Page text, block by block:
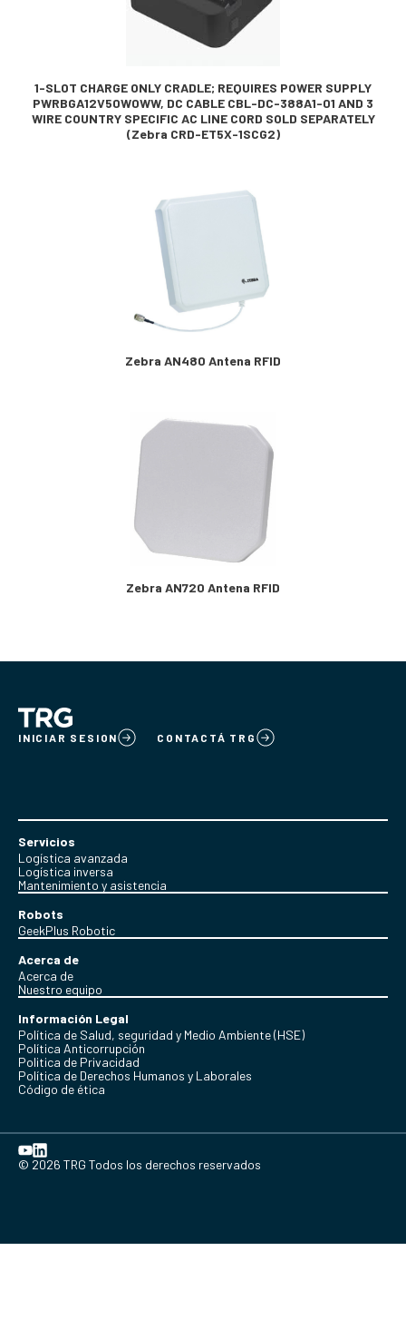
1-SLOT CHARGE ONLY CRADLE; REQUIRES POWER SUPPLY
PWRBGA12V50W0WW, DC CABLE CBL-DC-388A1-01 AND 3
WIRE COUNTRY SPECIFIC AC LINE CORD SOLD SEPARATELY
(Zebra CRD-ET5X-1SCG2)
Zebra AN480 Antena RFID
Zebra AN720 Antena RFID
INICIAR SESION CONTACTÁ TRG
Servicios
Logística avanzada
Logística inversa
Mantenimiento y asistencia
Robots
GeekPlus Robotic
Acerca de
Acerca de
Nuestro equipo
Información Legal
Política de Salud, seguridad y Medio Ambiente (HSE)
Política Anticorrupción
Politica de Privacidad
Política de Derechos Humanos y Laborales
Código de ética
© 2026 TRG Todos los derechos reservados